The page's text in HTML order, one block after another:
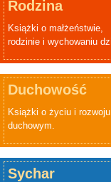
Rodzina
Książki o małżeństwie,
rodzinie i wychowaniu
Duchowość
Książki o życiu i rozwoju
duchowym.
Sychar